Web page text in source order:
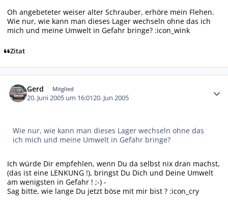
Oh angebeteter weiser alter Schrauber, erhöre mein Flehen.
Wie nur, wie kann man dieses Lager wechseln ohne das ich
mich und meine Umwelt in Gefahr bringe? :icon_wink
Zitat
Gerd Mitglied
20. Juni 2005 um 16:0120. Jun 2005
Wie nur, wie kann man dieses Lager wechseln ohne das
ich mich und meine Umwelt in Gefahr bringe?
Ich würde Dir empfehlen, wenn Du da selbst nix dran machst,
(das ist eine LENKUNG !), bringst Du Dich und Deine Umwelt
am wenigsten in Gefahr ! ;-) -
Sag bitte, wie lange Du jetzt böse mit mir bist ? :icon_cry